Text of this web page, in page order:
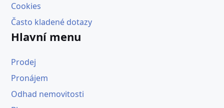
Cookies
Často kladené dotazy
Hlavní menu
Prodej
Pronájem
Odhad nemovitosti